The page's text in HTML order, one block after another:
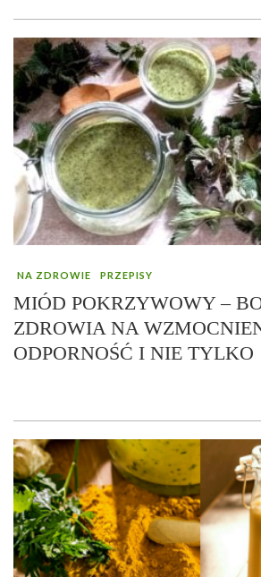
NA ZDROWIE PRZEPISY
MIÓD POKRZYWOWY –
ZDROWIA NA
ODPORNOŚĆ I NIE TYLKO